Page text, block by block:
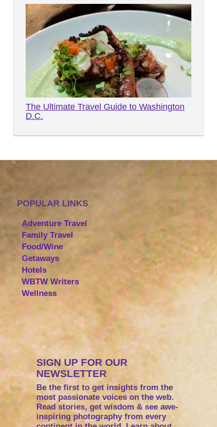
The Ultimate Travel Guide to Washington
D.C.
POPULAR LINKS
Adventure Travel
Family Travel
Food/Wine
Getaways
Hotels
WBTW Writers
Wellness
SIGN UP FOR OUR
NEWSLETTER
Be the first to get insights from the
most passionate voices on the web.
Read stories, get wisdom & see awe-
inspiring photography from every